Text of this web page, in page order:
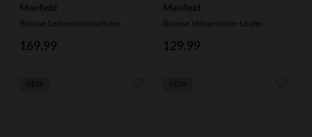
Manfield
Braune Lederschnürschuhe
169.99
Manfield
Braune Veloursleder-Loafer
129.99